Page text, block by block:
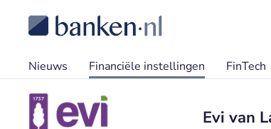
Nieuws Financiële instellingen FinTech
Evi van